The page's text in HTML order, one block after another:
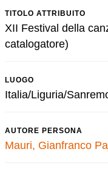
TITOLO ATTRIBUITO
XII Festival della
catalogatore)
LUOGO
Italia/Liguria/
AUTORE PERSONA
Mauri, Gianfranco